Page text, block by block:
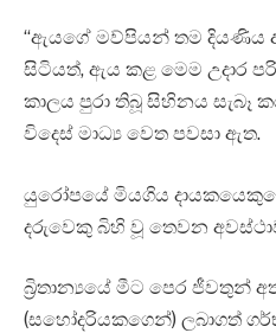
“ඇයගේ මව්පියන් තම දියණිය
සිටියත්, ඇය කළ මෙම උදාර
කාලය පුරා තිබූ සිහිනය සැබෑ
විදෙස් මාධ්‍ය වෙත පවසා ඇත.
යුරෝපයේ මියගිය
දරුවෙකු බිහි වූ තෙවන
බ්‍රිතාන්‍යයේ මීට පෙර ජීවතුන්
(සහෝදරියකගෙන්) ලබාගත්